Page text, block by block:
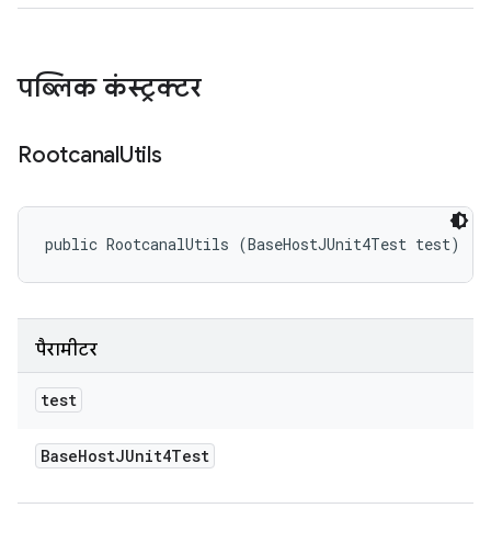
पब्लिक कंस्ट्रक्टर
RootcanalUtils
public RootcanalUtils (BaseHostJUnit4Test test)
पैरामीटर
test
BaseHostJUnit4Test